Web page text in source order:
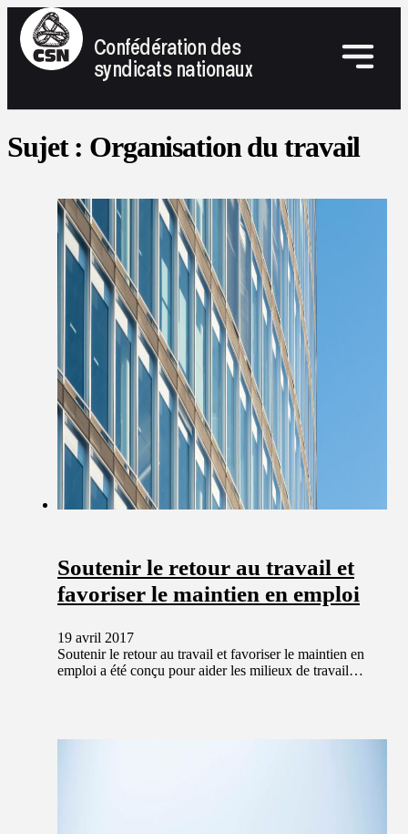
Confédération des
syndicats nationaux
Sujet : Organisation du travail
Soutenir le retour au travail et
favoriser le maintien en emploi
19 avril 2017
Soutenir le retour au travail et favoriser le maintien en
emploi a été conçu pour aider les milieux de travail…